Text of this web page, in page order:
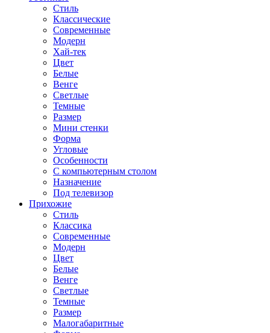
Стиль
Классические
Современные
Модерн
Хай-тек
Цвет
Белые
Венге
Светлые
Темные
Размер
Мини стенки
Форма
Угловые
Особенности
С компьютерным столом
Назначение
Под телевизор
Прихожие
Стиль
Классика
Современные
Модерн
Цвет
Белые
Венге
Светлые
Темные
Размер
Малогабаритные